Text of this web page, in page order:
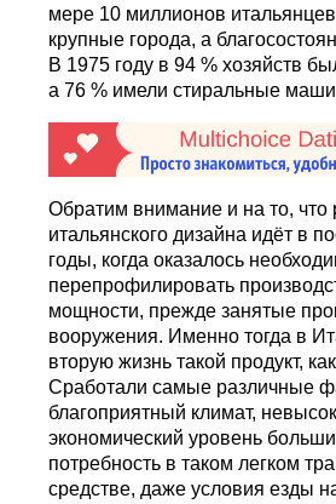
мере 10 миллионов
крупные города, а
В 1975 году в 94 % хозяйств
а 76 % имели стиральные
Обратим внимание и на то, что
итальянского дизайна идёт в
годы, когда оказалось
перепрофилировать
мощности, прежде занятые
вооружения. Именно тогда в
вторую жизнь такой продукт,
Сработали самые различные
благоприятный климат,
экономический уровень
потребность в таком легком
средстве, даже условия езды